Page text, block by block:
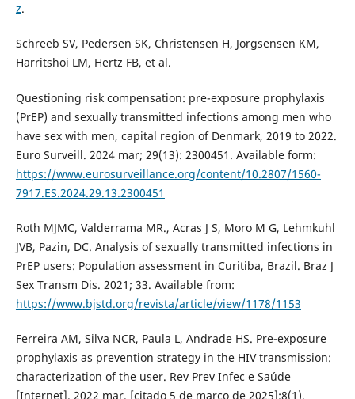
z.
Schreeb SV, Pedersen SK, Christensen H, Jorgsensen KM,
Harritshoi LM, Hertz FB, et al.
Questioning risk compensation: pre-exposure prophylaxis
(PrEP) and sexually transmitted infections among men who
have sex with men, capital region of Denmark, 2019 to 2022.
Euro Surveill. 2024 mar; 29(13): 2300451. Available form:
https://www.eurosurveillance.org/content/10.2807/1560-
7917.ES.2024.29.13.2300451
Roth MJMC, Valderrama MR., Acras J S, Moro M G, Lehmkuhl
JVB, Pazin, DC. Analysis of sexually transmitted infections in
PrEP users: Population assessment in Curitiba, Brazil. Braz J
Sex Transm Dis. 2021; 33. Available from:
https://www.bjstd.org/revista/article/view/1178/1153
Ferreira AM, Silva NCR, Paula L, Andrade HS. Pre-exposure
prophylaxis as prevention strategy in the HIV transmission:
characterization of the user. Rev Prev Infec e Saúde
[Internet]. 2022 mar. [citado 5 de março de 2025];8(1).